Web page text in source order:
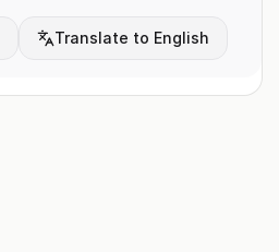
Translate to English